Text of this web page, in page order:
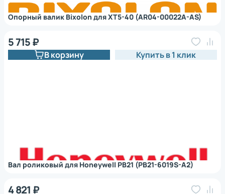
Опорный валик Bixolon для XT5-40 (AR04-00022A-AS)
Вал роликовый для Honeywell PB21 (PB21-6019S-A2)
5 715 ₽
В корзину Купить в 1 клик
4 821 ₽